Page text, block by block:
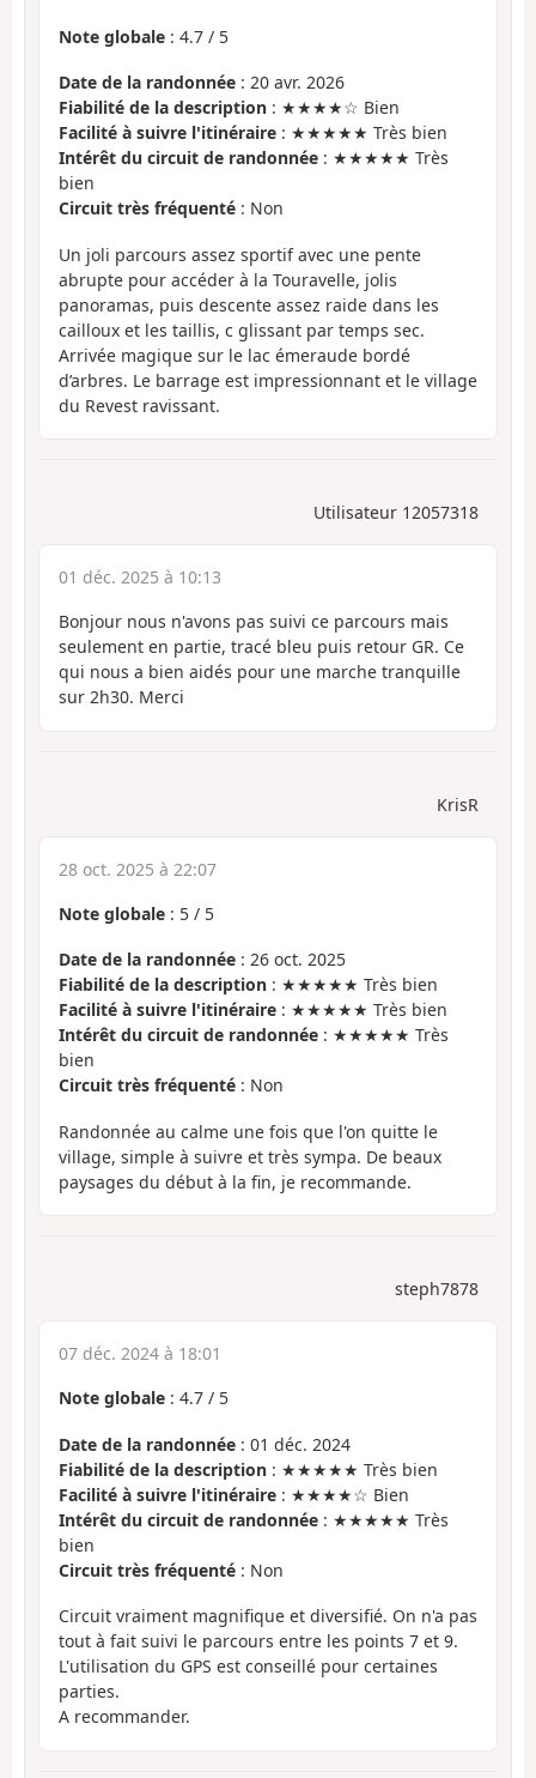
Note globale : 4.7 / 5
Date de la randonnée : 20 avr. 2026
Fiabilité de la description : ★★★★☆ Bien
Facilité à suivre l'itinéraire : ★★★★★ Très bien
Intérêt du circuit de randonnée : ★★★★★ Très
bien
Circuit très fréquenté : Non
Un joli parcours assez sportif avec une pente
abrupte pour accéder à la Touravelle, jolis
panoramas, puis descente assez raide dans les
cailloux et les taillis, c glissant par temps sec.
Arrivée magique sur le lac émeraude bordé
d’arbres. Le barrage est impressionnant et le village
du Revest ravissant.
Utilisateur 12057318
01 déc. 2025 à 10:13
Bonjour nous n'avons pas suivi ce parcours mais
seulement en partie, tracé bleu puis retour GR. Ce
qui nous a bien aidés pour une marche tranquille
sur 2h30. Merci
KrisR
28 oct. 2025 à 22:07
Note globale : 5 / 5
Date de la randonnée : 26 oct. 2025
Fiabilité de la description : ★★★★★ Très bien
Facilité à suivre l'itinéraire : ★★★★★ Très bien
Intérêt du circuit de randonnée : ★★★★★ Très
bien
Circuit très fréquenté : Non
Randonnée au calme une fois que l'on quitte le
village, simple à suivre et très sympa. De beaux
paysages du début à la fin, je recommande.
steph7878
07 déc. 2024 à 18:01
Note globale : 4.7 / 5
Date de la randonnée : 01 déc. 2024
Fiabilité de la description : ★★★★★ Très bien
Facilité à suivre l'itinéraire : ★★★★☆ Bien
Intérêt du circuit de randonnée : ★★★★★ Très
bien
Circuit très fréquenté : Non
Circuit vraiment magnifique et diversifié. On n'a pas
tout à fait suivi le parcours entre les points 7 et 9.
L'utilisation du GPS est conseillé pour certaines
parties.
A recommander.